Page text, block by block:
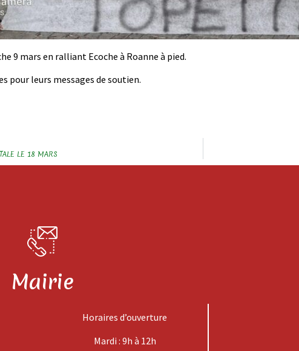
9 mars en ralliant Ecoche à Roanne à pied.
pour leurs messages de soutien.
LE 18 MARS
Mairie
Horaires d’ouverture
Mardi : 9h à 12h